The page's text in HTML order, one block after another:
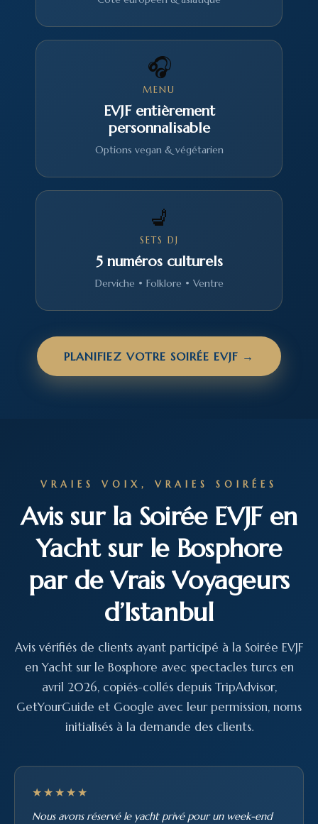
🎧
MENU
EVJF entièrement
personnalisable
Options vegan & végétarien
💺
SETS DJ
5 numéros culturels
Derviche • Folklore • Ventre
PLANIFIEZ VOTRE SOIRÉE EVJF →
VRAIES VOIX, VRAIES SOIRÉES
Avis sur la Soirée EVJF en
Yacht sur le Bosphore
par de Vrais Voyageurs
d’Istanbul
Avis vérifiés de clients ayant participé à la Soirée EVJF
en Yacht sur le Bosphore avec spectacles turcs en
avril 2026, copiés-collés depuis TripAdvisor,
GetYourGuide et Google avec leur permission, noms
initialisés à la demande des clients.
★★★★★
Nous avons réservé le yacht privé pour un week-end